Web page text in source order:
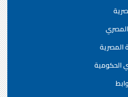
المصرية
الحكومية